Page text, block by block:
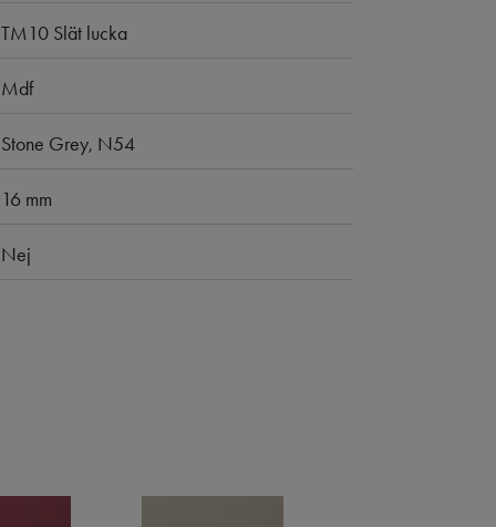
TM10 Slät lucka
Mdf
Stone Grey, N54
16 mm
Nej